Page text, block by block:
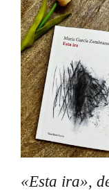
«Esta ira»,